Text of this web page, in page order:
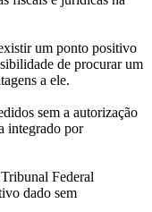
um ponto positivo
de procurar um
a ele.
sem a autorização
integrado por
Federal
dado sem